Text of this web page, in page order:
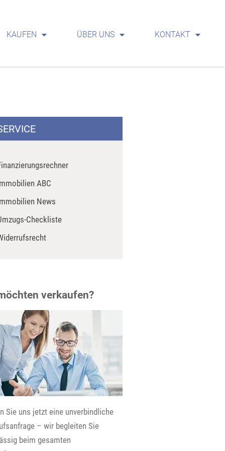
KAUFEN ÜBER UNS KONTAKT
ABC
News
Checkliste
verkaufen?
Sie uns jetzt eine unverbindliche
– wir begleiten Sie
beim gesamten